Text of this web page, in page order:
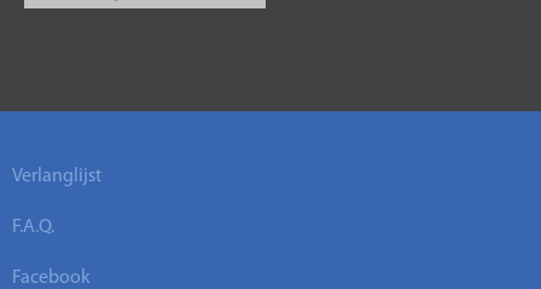
Verlanglijst
F.A.Q.
Facebook